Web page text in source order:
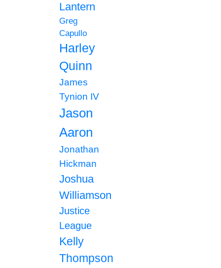
Lantern
Greg
Capullo
Harley
Quinn
James
Tynion IV
Jason
Aaron
Jonathan
Hickman
Joshua
Williamson
Justice
League
Kelly
Thompson